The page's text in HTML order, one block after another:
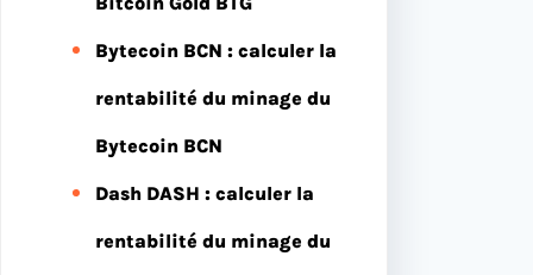
Bytecoin BCN : calculer la
rentabilité du minage du
Bytecoin BCN
Dash DASH : calculer la
rentabilité du minage du